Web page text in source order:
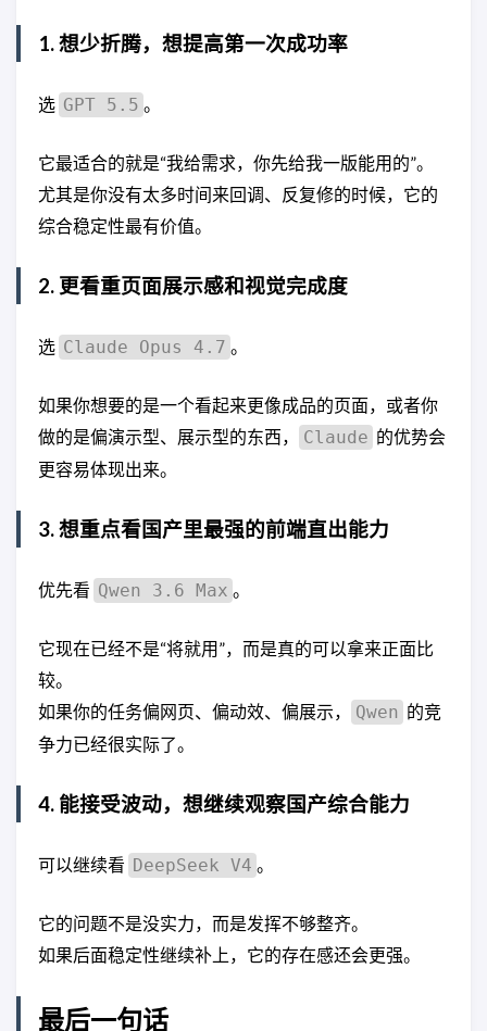
1. 想少折腾，想提高第一次成功率
选 GPT 5.5 。
它最适合的就是“我给需求，你先给我一版能用的”。
尤其是你没有太多时间来回调、反复修的时候，它的
综合稳定性最有价值。
2. 更看重页面展示感和视觉完成度
选 Claude Opus 4.7 。
如果你想要的是一个看起来更像成品的页面，或者你
做的是偏演示型、展示型的东西，
Claude 的优势会
更容易体现出来。
3. 想重点看国产里最强的前端直出能力
优先看 Qwen 3.6 Max 。
它现在已经不是“将就用”，而是真的可以拿来正面比
较。
如果你的任务偏网页、偏动效、偏展示，
Qwen 的竞
争力已经很实际了。
4. 能接受波动，想继续观察国产综合能力
可以继续看 DeepSeek V4 。
它的问题不是没实力，而是发挥不够整齐。
如果后面稳定性继续补上，它的存在感还会更强。
最后一句话